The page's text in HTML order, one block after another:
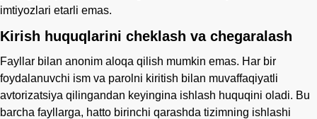
imtiyozlari etarli emas.
Kirish huquqlarini cheklash va chegaralash
Fayllar bilan anonim aloqa qilish mumkin emas. Har bir
foydalanuvchi ism va parolni kiritish bilan muvaffaqiyatli
avtorizatsiya qilingandan keyingina ishlash huquqini oladi. Bu
barcha fayllarga, hatto birinchi qarashda tizimning ishlashi